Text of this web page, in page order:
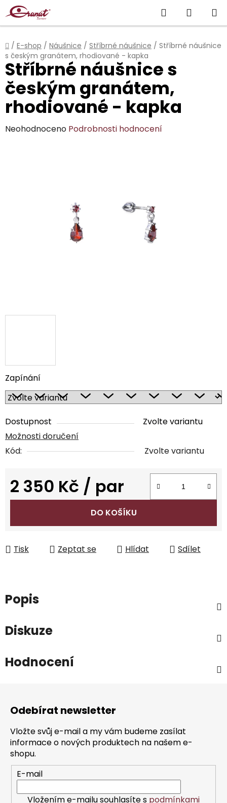
Přejít
na
obsah
Hledat
KOŠÍK
Domů
/ E-shop / Náušnice / Stříbrné náušnice / Stříbrné náušnice
s českým granátem, rhodiované - kapka
Zapínání
Dostupnost
Zvolte variantu
Možnosti doručení
Kód:
Zvolte variantu
2 350 Kč / par
Měrná cena:
DO KOŠÍKU
Tisk Zeptat se Hlídat Sdílet
Stříbrné náušnice s
českým granátem,
rhodiované - kapka
Průměrné
Neohodnoceno Podrobnosti hodnocení
Popis
Diskuze
Hodnocení
Odebírat newsletter
Vložte svůj e-mail a my vám budeme zasílat
informace o nových produktech na našem e-
shopu.
E-mail
Vložením e-mailu souhlasíte s podmínkami